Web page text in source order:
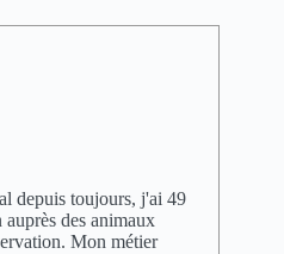
depuis toujours, j'ai 49
des animaux
Mon métier